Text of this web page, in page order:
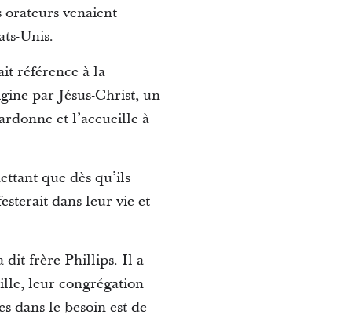
orateurs venaient
Unis.
référence à la
par Jésus-Christ, un
et l’accueille à
que dès qu’ils
dans leur vie et
dit frère Phillips. Il a
leur congrégation
dans le besoin est de